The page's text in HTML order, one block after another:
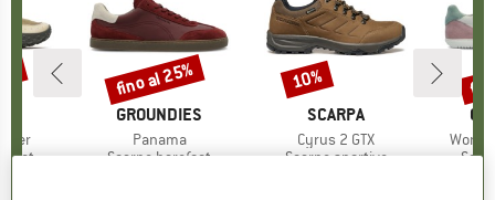
MARCHIO
GROUNDIES
Articolo
Panama
Gruppo di prodotti
Scarpe barefoot
Sconto
fino al 25%
MARCHIO
SCARPA
Articolo
Cyrus 2 GTX
Gruppo di prodotti
Scarpe sportive
Sconto
10%